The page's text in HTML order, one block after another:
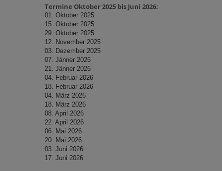
Termine Oktober 2025 bis Juni 2026:
01. Oktober 2025
15. Oktober 2025
29. Oktober 2025
12. November 2025
03. Dezember 2025
07. Jänner 2026
21. Jänner 2026
04. Februar 2026
18. Februar 2026
04. März 2026
18. März 2026
08. April 2026
22. April 2026
06. Mai 2026
20. Mai 2026
03. Juni 2026
17. Juni 2026